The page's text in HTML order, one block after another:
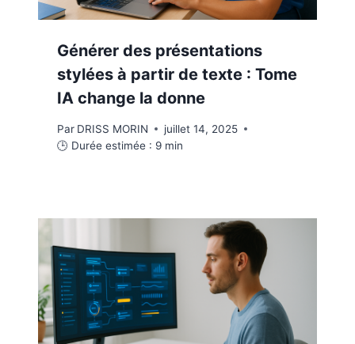
Générer des présentations
stylées à partir de texte : Tome
IA change la donne
Par DRISS MORIN
juillet 14, 2025
🕒 Durée estimée : 9 min